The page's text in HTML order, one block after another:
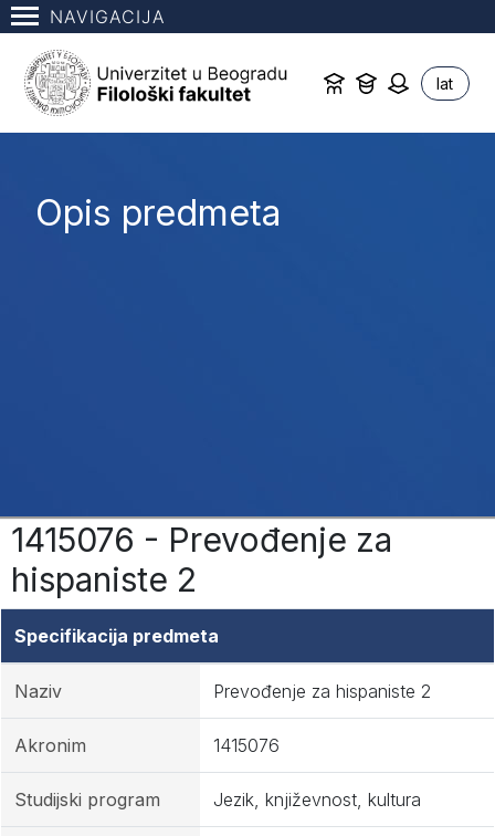
NAVIGACIJA
lat
Opis predmeta
1415076 - Prevođenje za
hispaniste 2
Specifikacija predmeta
Naziv Prevođenje za hispaniste 2
Akronim 1415076
Studijski program Jezik, književnost, kultura